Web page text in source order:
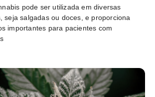
pode ser utilizada em diversas
seja salgadas ou doces, e proporciona
importantes para pacientes com